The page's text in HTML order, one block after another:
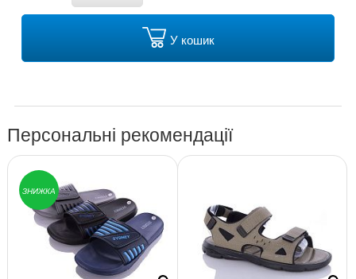
У кошик
Персональні рекомендації
ЗНИЖКА